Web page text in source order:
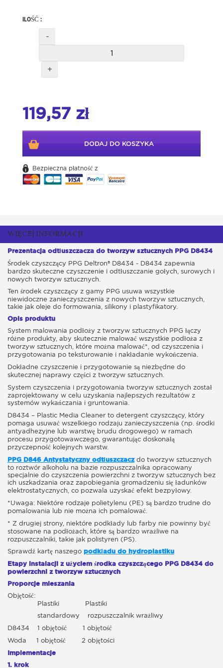
ILOŚĆ :
-
+
119,57 zł
DODAJ DO KOSZYKA
Bezpieczna płatność z
WIĘCEJ INFORMACJI
Prezentacja odtłuszczacza do tworzyw sztucznych PPG D8434
Środek czyszczący PPG Deltron® D8434 - D8434 zapewnia
bardzo skuteczne czyszczenie i odtłuszczanie gołych, surowych i
nowych tworzyw sztucznych.
Ten środek czyszczący z gamy PPG usuwa wszystkie
niewidoczne zanieczyszczenia z nowych tworzyw sztucznych,
takie jak oleje do formowania, silikony i plastyfikatory.
Opis produktu
System malowania podłoży z tworzyw sztucznych PPG łączy
różne produkty, aby skutecznie malować wszystkie podłoża z
tworzyw sztucznych, które można malować*, od czyszczenia i
przygotowania po teksturowanie i nakładanie wykończenia.
Dokładne czyszczenie i przygotowanie są niezbędne do
skutecznej naprawy części z tworzyw sztucznych.
System czyszczenia i przygotowania tworzyw sztucznych został
zaprojektowany w celu uzyskania najlepszych rezultatów z
systemów wykańczania i gruntowania.
D8434 – Plastic Media Cleaner to detergent czyszczący, który
pomaga usuwać wszelkiego rodzaju zanieczyszczenia (np. środki
antyadhezyjne lub warstwę brudu drogowego) w ramach
procesu przygotowawczego, gwarantując doskonałą
przyczepność kolejnych warstw.
PPG D846 Antystatyczny odtłuszczaczdo tworzyw sztucznych
to roztwór alkoholu na bazie rozpuszczalnika opracowany
specjalnie do czyszczenia powierzchni z tworzyw sztucznych bez
ich uszkadzania oraz zapobiegania gromadzeniu się ładunków
elektrostatycznych, co pozwala uzyskać efekt bezpyłowy.
*Uwaga: Niektóre rodzaje polietylenu (PE) są bardzo trudne do
pomalowania lub nie można ich pomalować.
* Z drugiej strony, niektóre podkłady lub farby nie powinny być
stosowane na podłożach, które są bardzo wrażliwe na
rozpuszczalniki, takie jak polistyren (PS).
Sprawdź kartę naszego podkładu do hydroplastiku
Etapy instalacji z użyciem środka czyszczącego PPG D8434 do
powierzchni z tworzyw sztucznych
Proporcje mieszania
Objętość:
Plastiki Plastiki
standardowy rozpuszczalnik wrażliwy
D8434 1 objętość 1 objętość
Woda 1 objętość 2 objętości
Implementacje
1. krok